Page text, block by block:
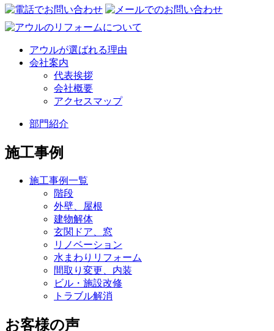
アウルが選ばれる理由
会社案内
代表挨拶
会社概要
アクセスマップ
部門紹介
施工事例
施工事例一覧
階段
外壁、屋根
建物解体
玄関ドア、窓
リノベーション
水まわりリフォーム
間取り変更、内装
ビル・施設改修
トラブル解消
お客様の声